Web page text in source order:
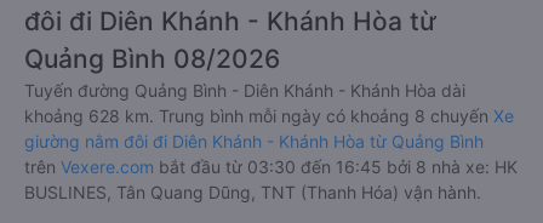
đôi đi Diên Khánh - Khánh Hòa từ
Quảng Bình 08/2026
Tuyến đường Quảng Bình - Diên Khánh - Khánh Hòa dài
khoảng 628 km. Trung bình mỗi ngày có khoảng 8 chuyến Xe
giường nằm đôi đi Diên Khánh - Khánh Hòa từ Quảng Bình
trên Vexere.com bắt đầu từ 03:30 đến 16:45 bởi 8 nhà xe: HK
BUSLINES, Tân Quang Dũng, TNT (Thanh Hóa) vận hành.